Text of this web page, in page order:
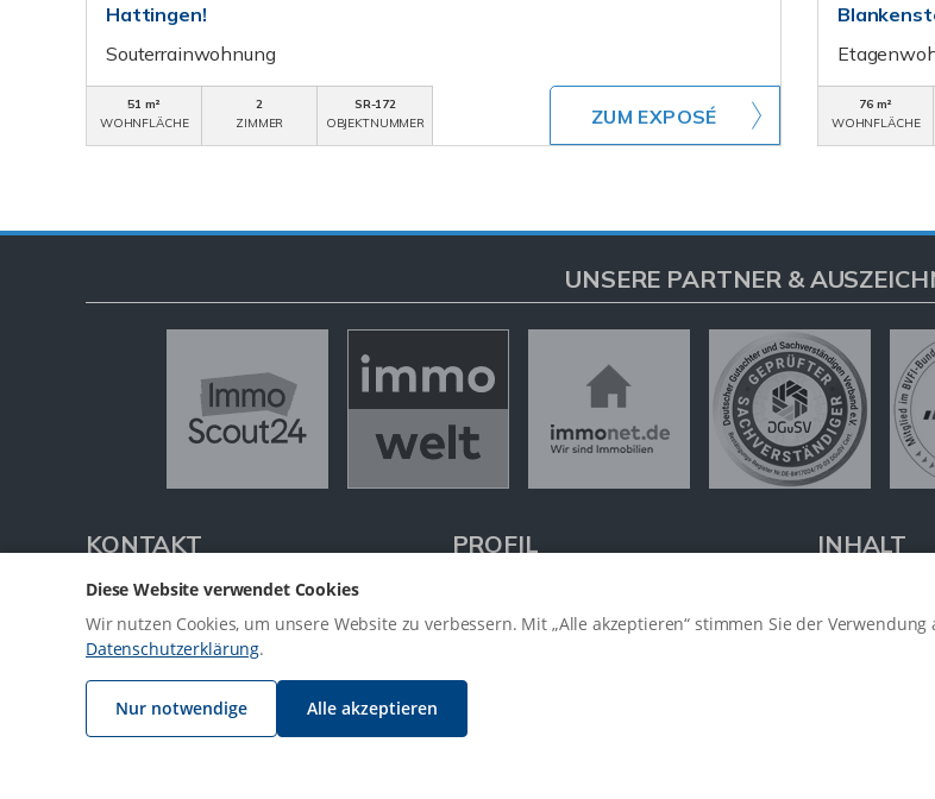
Hattingen!
Souterrainwohnung
51 m²
WOHNFLÄCHE
2
ZIMMER
SR-172
OBJEKTNUMMER
ZUM EXPOSÉ
76 m²
WOHNFLÄCHE
UNSERE PARTNER &
KONTAKT
SR Immobilien Ruhr
Schueler/Rohrbach eGbR
Im Kattenhagen 14
44869 Bochum
Tel.: 02327 / 375 82 83
PROFIL
Als kompetenter
Immobilienmakler in
Bochum stehen wir Ihnen beim Verkauf
jederzeit zur Seite.
Mit umfassendem Fachwissen und lokaler
INHALT
Start
Diese Website verwendet Cookies
Wir nutzen Cookies, um unsere Website zu verbessern. Mit „Alle akzeptieren“ stimmen Sie der
Datenschutzerklärung.
Nur notwendige Alle akzeptieren